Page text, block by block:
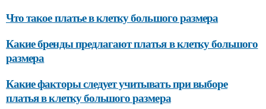
Что такое платье в клетку большого размера
Какие бренды предлагают платья в клетку большого
размера
Какие факторы следует учитывать при выборе
платья в клетку большого размера